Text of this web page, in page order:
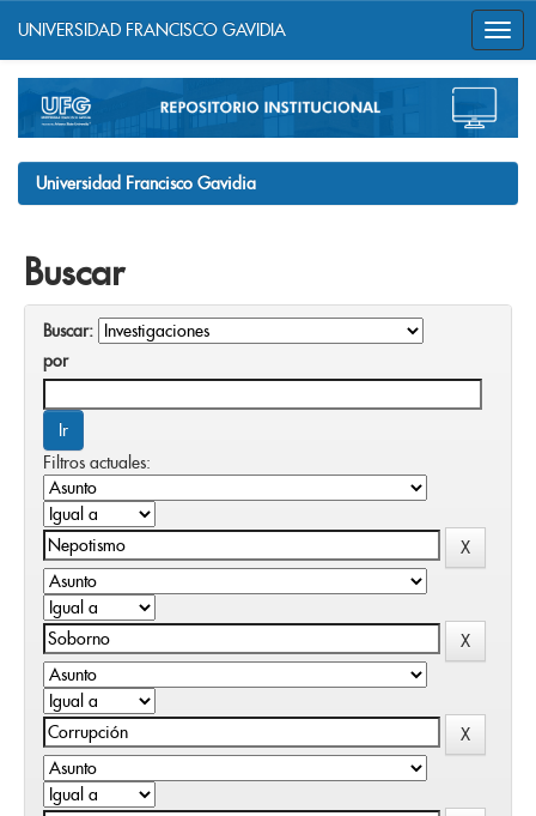
navigation
UNIVERSIDAD FRANCISCO GAVIDIA
Universidad Francisco Gavidia
Buscar
Buscar:
por
Filtros actuales: